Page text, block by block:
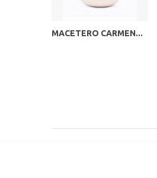
MACETERO CARMEN...